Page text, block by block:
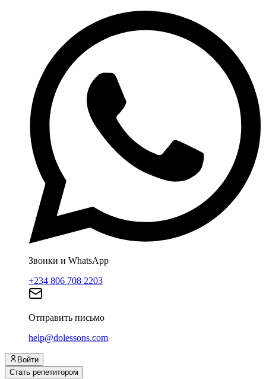
Звонки и WhatsApp
+234 806 708 2203
Отправить письмо
help@dolessons.com
Войти
Стать репетитором